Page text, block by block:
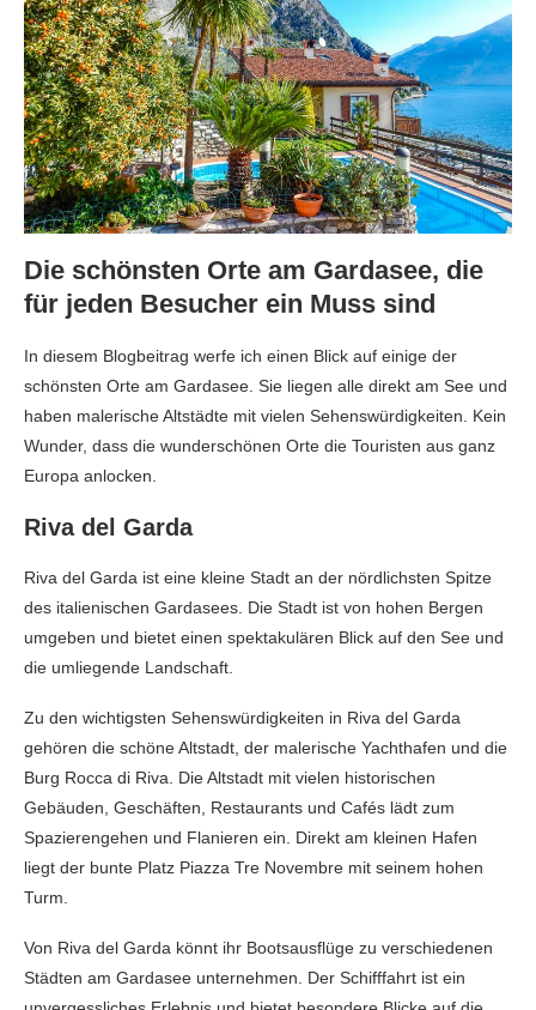
Die schönsten Orte am Gardasee, die
für jeden Besucher ein Muss sind
In diesem Blogbeitrag werfe ich einen Blick auf einige der
schönsten Orte am Gardasee. Sie liegen alle direkt am See und
haben malerische Altstädte mit vielen Sehenswürdigkeiten. Kein
Wunder, dass die wunderschönen Orte die Touristen aus ganz
Europa anlocken.
Riva del Garda
Riva del Garda ist eine kleine Stadt an der nördlichsten Spitze
des italienischen Gardasees. Die Stadt ist von hohen Bergen
umgeben und bietet einen spektakulären Blick auf den See und
die umliegende Landschaft.
Zu den wichtigsten Sehenswürdigkeiten in Riva del Garda
gehören die schöne Altstadt, der malerische Yachthafen und die
Burg Rocca di Riva. Die Altstadt mit vielen historischen
Gebäuden, Geschäften, Restaurants und Cafés lädt zum
Spazierengehen und Flanieren ein. Direkt am kleinen Hafen
liegt der bunte Platz Piazza Tre Novembre mit seinem hohen
Turm.
Von Riva del Garda könnt ihr Bootsausflüge zu verschiedenen
Städten am Gardasee unternehmen. Der Schifffahrt ist ein